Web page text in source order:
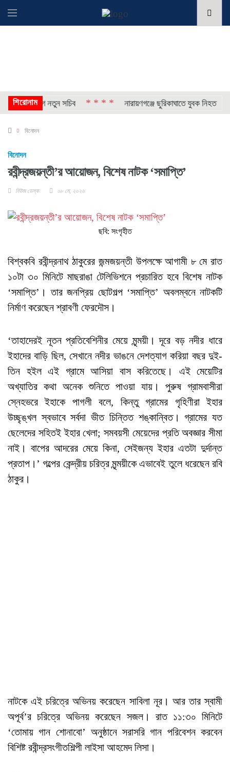
শিরোনাম
এক বিভাগে নতুন সচিব * * * * নারায়ণগঞ্জে ছুরিকাঘাতে যুবক নিহত * *
বিনোদন
বিনোদন
রবীন্দ্রজয়ন্তী’র আয়োজন, বিশেষ নাটক ‘সমাপ্তি’
নিউজ ডেস্ক ০৮ মে, ২০২৬
ছবি: সংগৃহীত
বিশ্বকবি রবীন্দ্রনাথ ঠাকুরের জন্মজয়ন্তী উপলক্ষে আগামী ৮ মে রাত
১০টা ৩০ মিনিটে মাছরাঙা টেলিভিশনে প্রচারিত হবে বিশেষ নাটক
‘সমাপ্তি’। তার জনপ্রিয় ছোটগল্প ‘সমাপ্তি’ অবলম্বনে নাটকটি
নির্মাণ করেছেন শ্রাবণী ফেরদৌস।
‘তাহাদেরই নূতন প্রতিবেশিনীর মেয়ে মৃন্ময়ী। দূরে বড় নদীর ধারে
ইহাদের বাড়ি ছিল, সেখানে নদীর ভাঙনে দেশত্যাগ করিয়া বছর দুই-
তিন হইল এই গ্রামে আসিয়া বাস করিতেছে। এই মেয়েটির
অখ্যাতির কথা অনেক শুনিতে পাওয়া যায়। পুরুষ গ্রামবাসীরা
স্নেহভরে ইহাকে পাগলী বলে, কিন্তু গ্রামের গৃহিণীরা ইহার
উচ্ছৃঙ্খল স্বভাবে সর্বদা ভীত চিন্তিত শঙ্কান্বিত। গ্রামের যত
ছেলেদের সহিতই ইহার খেলা; সমবয়সী মেয়েদের প্রতি অবজ্ঞার সীমা
নাই। বাপের আদরের মেয়ে কিনা, সেইজন্য ইহার এতটা দুর্দান্ত
প্রতাপ।’ গল্পের কেন্দ্রীয় চরিত্র মৃন্ময়ীকে এভাবেই তুলে ধরেছেন রবি
ঠাকুর।
নাটকে এই চরিত্রে অভিনয় করেছেন সাবিলা নূর। আর তার স্বামী
অপূর্ব’র চরিত্রে অভিনয় করেছেন সজল। রাত ১১:৩০ মিনিটে
‘তোমায় গান শোনাবো’ অনুষ্ঠানে সরাসরি গান পরিবেশন করবেন
বিশিষ্ট রবীন্দ্রসংগীতশিল্পী লাইসা আহমেদ লিসা।